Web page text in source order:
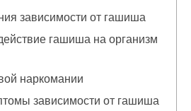
зависимости от гашиша
гашиша на организм
наркомании
зависимости от гашиша